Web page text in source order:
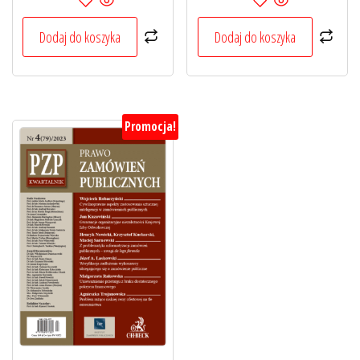
wynosiła:
165,00 zł.
132,00 zł.
Dodaj do koszyka
wynosiła:
165,00 zł.
132,00 zł.
Dodaj do koszyka
Promocja!